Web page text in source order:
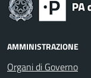
AMMINISTRAZIONE
Organi di Governo